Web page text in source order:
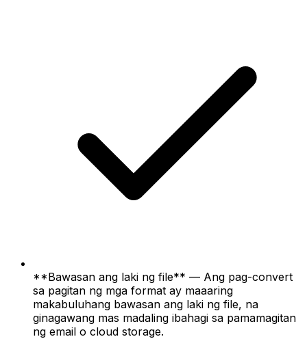
**Bawasan ang laki ng file** — Ang pag-convert
sa pagitan ng mga format ay maaaring
makabuluhang bawasan ang laki ng file, na
ginagawang mas madaling ibahagi sa pamamagitan
ng email o cloud storage.